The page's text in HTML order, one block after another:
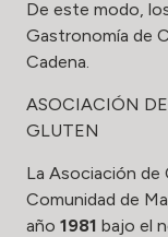
De este modo,
Gastronomía de
Cadena.
ASOCIACIÓN
GLUTEN
La Asociación de
Comunidad de
año 1981 bajo el